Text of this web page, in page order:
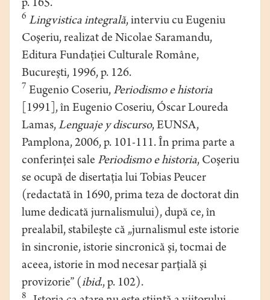
p. 165.
6 Lingvistica integrală, interviu cu Eugeniu
Coşeriu, realizat de Nicolae Saramandu,
Editura Fundaţiei Culturale Române,
Bucureşti, 1996, p. 126.
7 Eugenio Coseriu,Periodismo e historia
[1991], în Eugenio Coseriu, Óscar Loureda
Lamas,Lenguaje y discurso, EUNSA,
Pamplona, 2006, p. 101-111. În prima parte a
conferinţei sale Periodismo e historia, Coşeriu
se ocupă de disertaţia lui Tobias Peucer
(redactată în 1690, prima teza de doctorat din
lume dedicată jurnalismului), după ce, în
prealabil, stabileşte că „jurnalismul este istorie
în sincronie, istorie sincronică şi, tocmai de
aceea, istorie în mod necesar parţială şi
provizorie” (ibid., p. 102).
8